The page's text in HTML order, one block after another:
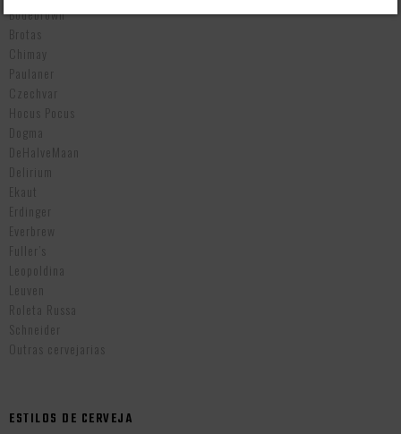
Bodebrown
Brotas
Chimay
Paulaner
Czechvar
Hocus Pocus
Dogma
DeHalveMaan
Delirium
Ekaut
Erdinger
Everbrew
Fuller’s
Leopoldina
Leuven
Roleta Russa
Schneider
Outras cervejarias
ESTILOS DE CERVEJA